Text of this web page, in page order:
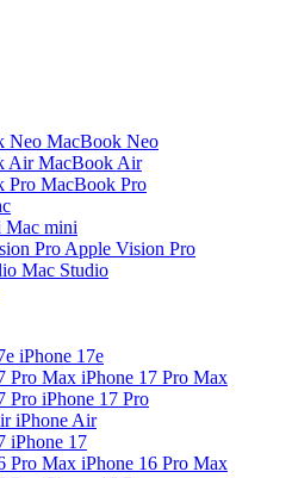
MacBook Neo
MacBook Air
MacBook Pro
Mac mini
Apple Vision Pro
Mac Studio
iPhone 17e
iPhone 17 Pro Max
iPhone 17 Pro
iPhone Air
iPhone 17
iPhone 16 Pro Max